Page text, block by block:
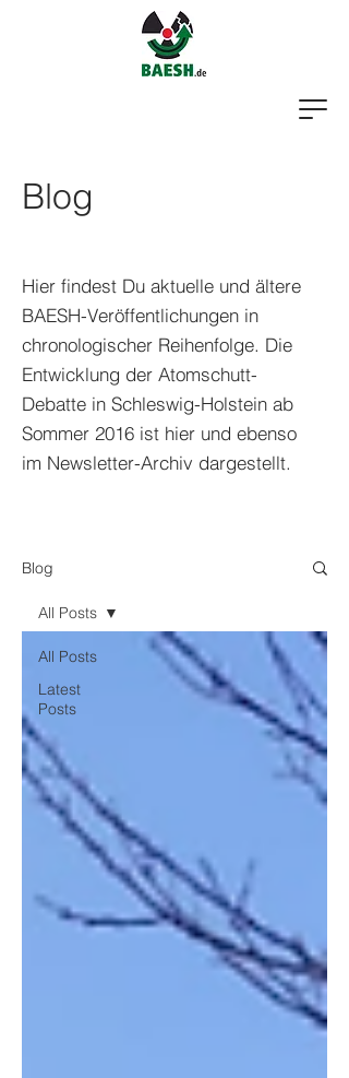
Blog
Hier findest Du aktuelle und ältere
BAESH-Veröffentlichungen in
chronologischer Reihenfolge. Die
Entwicklung der Atomschutt-
Debatte in Schleswig-Holstein ab
Sommer 2016 ist hier und ebenso
im Newsletter-Archiv dargestellt.
Blog
All Posts
Latest
Posts
All Posts